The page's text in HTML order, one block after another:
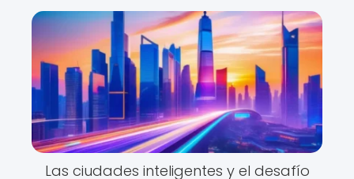
Las ciudades inteligentes y el desafío